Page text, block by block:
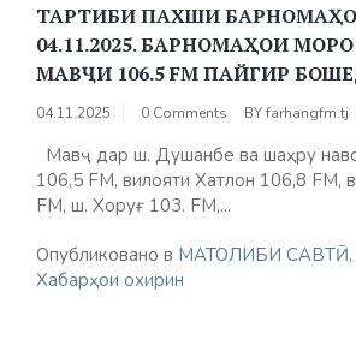
ТАРТИБИ ПАХШИ
04.11.2025. БАРНОМАҲОИ
МАВҶИ 106.5 FM ПАЙГИР
04.11.2025 0 Comments BYfarhangfm.tj
Мавҷ дар ш. Душанбе ва шаҳру
106,5 FM, вилояти Хатлон 106,8 FМ,
FM, ш. Хоруғ 103. FM,...
Опубликовано в МАТОЛИБИ САВТӢ,
Хабарҳои охирин